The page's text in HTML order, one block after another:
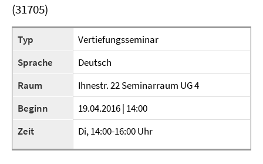
(31705)
Typ
Vertiefungsseminar
Sprache
Deutsch
Raum
Ihnestr. 22 Seminarraum UG 4
Beginn
19.04.2016 | 14:00
Zeit
Di, 14:00-16:00 Uhr